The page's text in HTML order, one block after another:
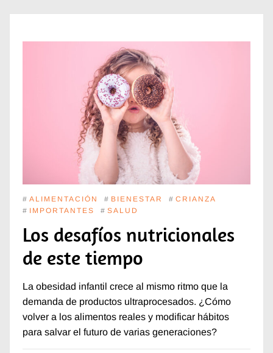
# ALIMENTACIÓN # BIENESTAR # CRIANZA
# IMPORTANTES # SALUD
Los desafíos nutricionales
de este tiempo
La obesidad infantil crece al mismo ritmo que la
demanda de productos ultraprocesados. ¿Cómo
volver a los alimentos reales y modificar hábitos
para salvar el futuro de varias generaciones?